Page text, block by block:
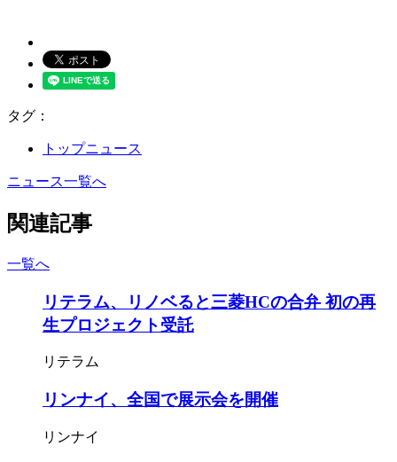
タグ：
トップニュース
ニュース一覧へ
関連記事
一覧へ
リテラム、リノベると三菱HCの合弁 初の再
生プロジェクト受託
リテラム
リンナイ、全国で展示会を開催
リンナイ